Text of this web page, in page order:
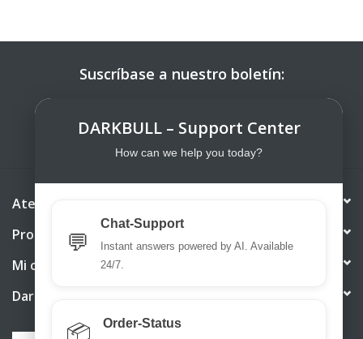
Suscríbase a nuestro boletín:
Atención al cliente
Productos
Mi cuenta
DarkBull TrendStore
DARKBULL – Support Center
How can we help you today?
💬
Chat-Support
Instant answers powered by AI. Available
24/7.
📦 Order-Status